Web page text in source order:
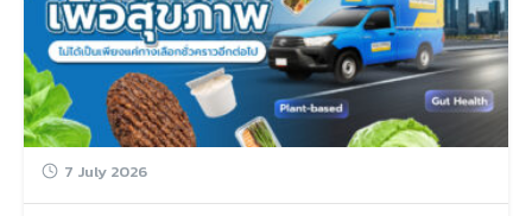
7 July 2026